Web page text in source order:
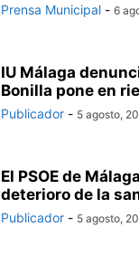
Prensa Municipal - 6
IU Málaga
Bonilla pone en
Publicador - 5 agosto,
El PSOE de
deterioro de la
Publicador - 5 agosto,